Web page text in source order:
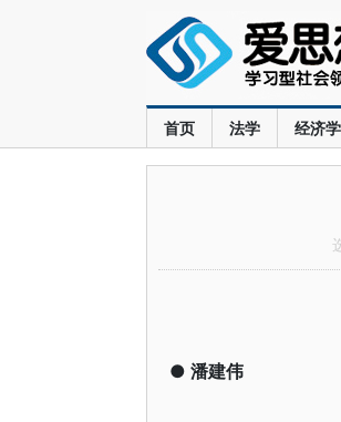
首页 法学 经济学
● 潘建伟